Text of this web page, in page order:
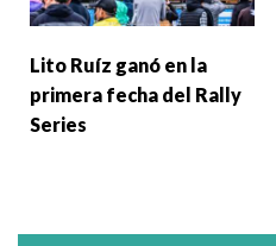
Lito Ruíz ganó en la
primera fecha del Rally
Series